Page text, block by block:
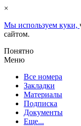
×
Мы используем куки,
сайтом.
Понятно
Меню
Все номера
Закладки
Материалы
Подписка
Документы
Еще...